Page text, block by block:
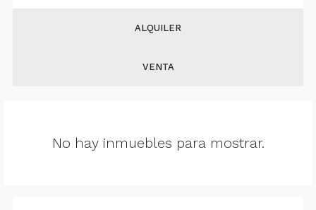
ALQUILER
VENTA
No hay inmuebles para mostrar.